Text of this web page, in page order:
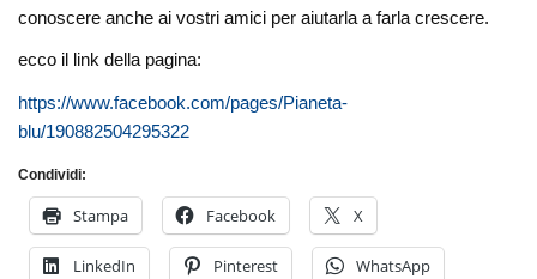
conoscere anche ai vostri amici per aiutarla a farla crescere.
ecco il link della pagina:
https://www.facebook.com/pages/Pianeta-
blu/190882504295322
Condividi:
Stampa Facebook X
LinkedIn Pinterest WhatsApp